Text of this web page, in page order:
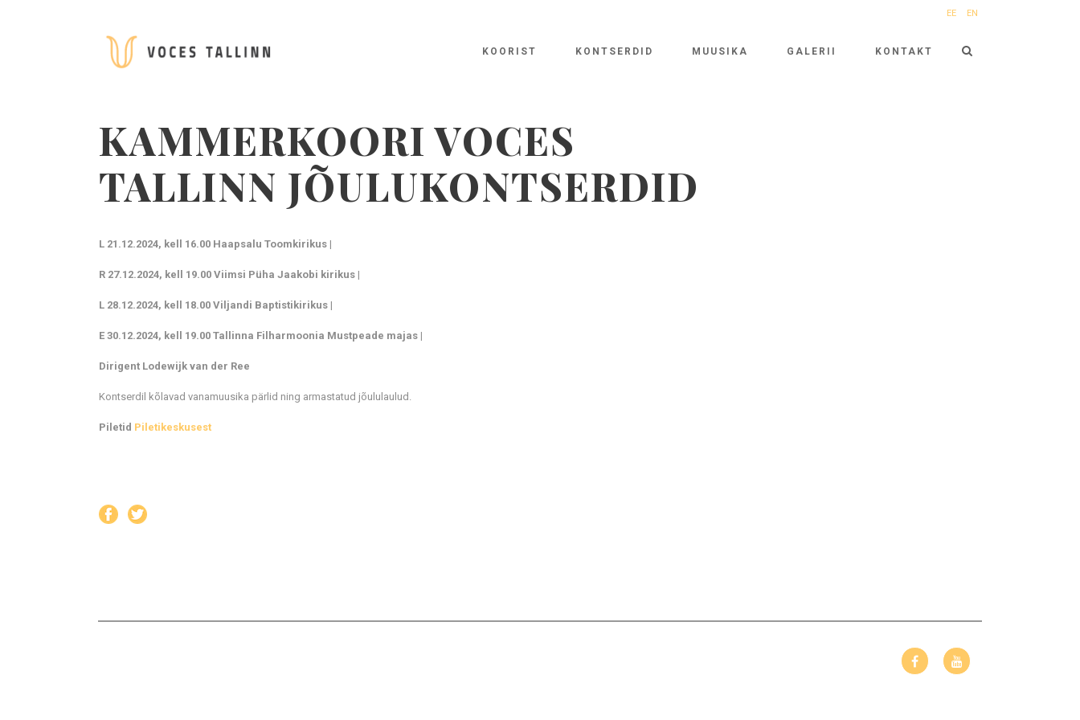
EE EN
KOORIST KONTSERDID MUUSIKA GALERII KONTAKT
KAMMERKOORI VOCES
TALLINN JÕULUKONTSERDID
L 21.12.2024, kell 16.00 Haapsalu Toomkirikus |
R 27.12.2024, kell 19.00 Viimsi Püha Jaakobi kirikus |
L 28.12.2024, kell 18.00 Viljandi Baptistikirikus |
E 30.12.2024, kell 19.00 Tallinna Filharmoonia Mustpeade majas |
Dirigent Lodewijk van der Ree
Kontserdil kõlavad vanamuusika pärlid ning armastatud jõululaulud.
Piletid Piletikeskusest